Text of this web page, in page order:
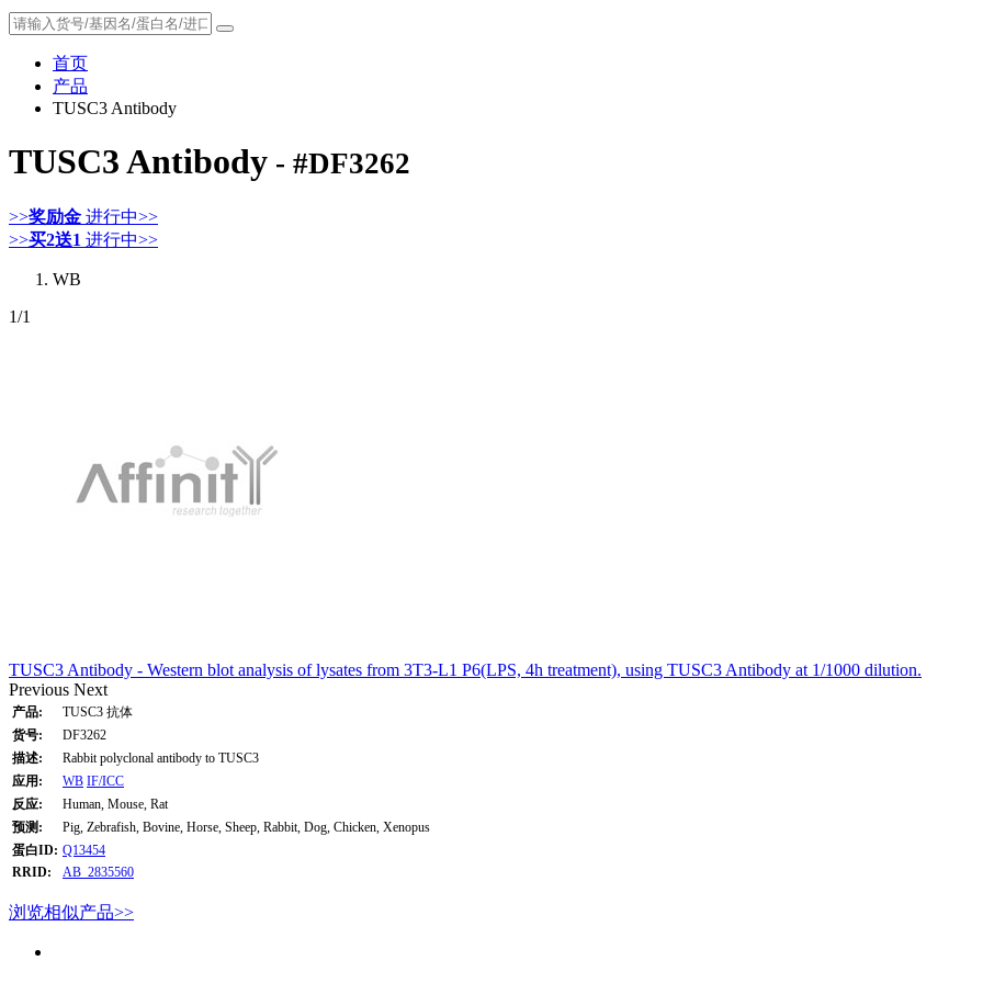
首页
产品
TUSC3 Antibody
TUSC3 Antibody - #DF3262
>>奖励金 进行中>>
>>买2送1 进行中>>
WB
1/1
TUSC3 Antibody - Western blot analysis of lysates from 3T3-L1 P6(LPS, 4h treatment), using TUSC3 Antibody at 1/1000 dilution.
Previous Next
产品:
TUSC3 抗体
货号:
DF3262
描述:
Rabbit polyclonal antibody to TUSC3
应用:
WB IF/ICC
反应:
Human, Mouse, Rat
预测:
Pig, Zebrafish, Bovine, Horse, Sheep, Rabbit, Dog, Chicken, Xenopus
蛋白ID: Q13454
RRID:
AB_2835560
浏览相似产品>>